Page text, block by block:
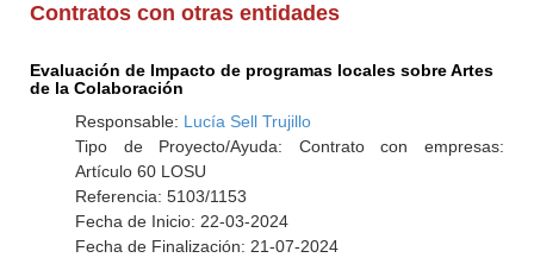
Contratos con otras entidades
Evaluación de Impacto de programas locales sobre Artes
de la Colaboración
Responsable: Lucía Sell Trujillo
Tipo de Proyecto/Ayuda: Contrato con empresas:
Artículo 60 LOSU
Referencia: 5103/1153
Fecha de Inicio: 22-03-2024
Fecha de Finalización: 21-07-2024